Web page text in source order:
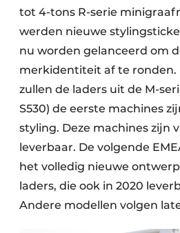
tot 4-tons R-serie
werden nieuwe
nu worden gelanceerd om
merkidentiteit af te ronden.
zullen de laders uit de M-
S530) de eerste machines
styling. Deze machines zijn
leverbaar. De volgende
het volledig nieuwe ontwerp
laders, die ook in 2020
Andere modellen volgen